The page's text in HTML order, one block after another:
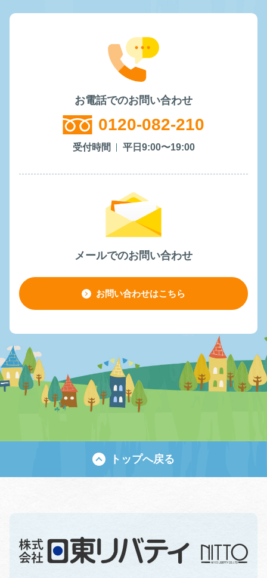
お電話でのお問い合わせ
0120-082-210
受付時間 平日9:00〜19:00
メールでのお問い合わせ
お問い合わせはこちら
トップへ戻る